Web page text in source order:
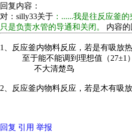
回复内容：
对：silly33关于 ：......我是往反应釜
只是负责水管的导通和关闭。 内容的
1、反应釜内物料反应，若是有吸放
至于能不能调到理想值（27±1
不大清楚鸟
2、反应釜内物料反应，若是木有吸
回复 引用 举报